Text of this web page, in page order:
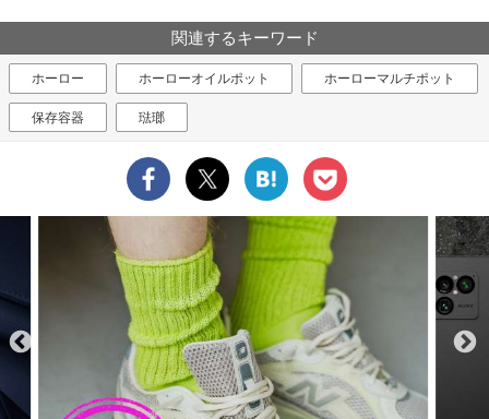
関連するキーワード
ホーロー ホーローオイルポット ホーローマルチポット
保存容器 琺瑯